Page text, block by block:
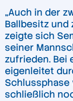
„Auch in der
Ballbesitz und
zeigte sich
seiner
zufrieden. Bei
eigenleitet
Schlussphase
schließlich